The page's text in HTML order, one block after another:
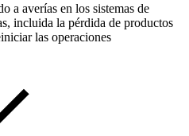
a averías en los sistemas de
incluida la pérdida de productos
las operaciones